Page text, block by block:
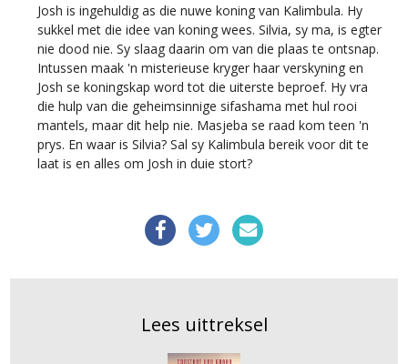
Josh is ingehuldig as die nuwe koning van Kalimbula. Hy
sukkel met die idee van koning wees. Silvia, sy ma, is egter
nie dood nie. Sy slaag daarin om van die plaas te ontsnap.
Intussen maak 'n misterieuse kryger haar verskyning en
Josh se koningskap word tot die uiterste beproef. Hy vra
die hulp van die geheimsinnige sifashama met hul rooi
mantels, maar dit help nie. Masjeba se raad kom teen 'n
prys. En waar is Silvia? Sal sy Kalimbula bereik voor dit te
laat is en alles om Josh in duie stort?
Lees uittreksel